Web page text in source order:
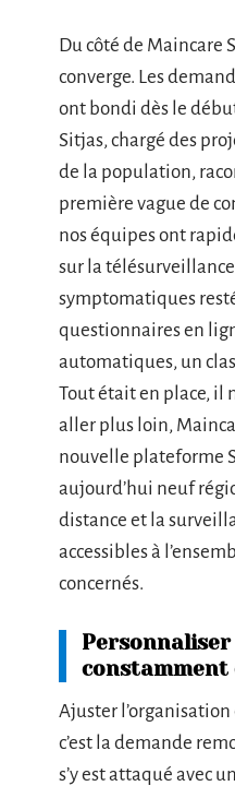
Du côté de Maincare
converge. Les
ont bondi dès le
Sitjas, chargé des
de la population,
première vague de
nos équipes ont
sur la
symptomatiques
questionnaires en
automatiques, un
Tout était en place, il
aller plus loin,
nouvelle plateforme
aujourd’hui neuf
distance et la
accessibles à
concernés.
Personnaliser
constamment
Ajuster
c’est la demande
s’y est attaqué avec